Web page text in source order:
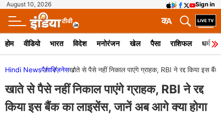
August 10, 2026 Sign in
A
क
होम वीडियो भारत विदेश मनोरंजन खेल पैसा राशिफल धर्म
Hindi Newsपैसाबिज़नेसखाते से पैसे नहीं निकाल पाएंगे ग्राहक, RBI ने रद्द किया इस
खाते से पैसे नहीं निकाल पाएंगे ग्राहक, RBI ने रद्द
किया इस बैंक का लाइसेंस, जानें अब आगे क्या होगा